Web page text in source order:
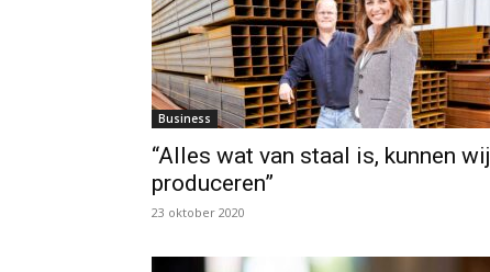
Business
“Alles wat van staal is, kunnen wij
produceren”
23 oktober 2020